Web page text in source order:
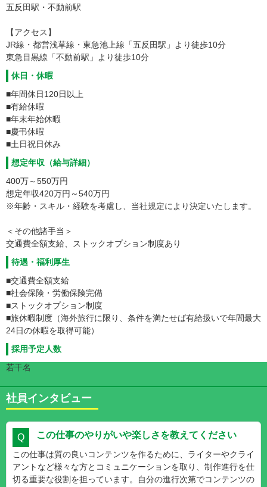
五反田駅・不動前駅
【アクセス】
JR線・都営浅草線・東急池上線「五反田駅」より徒歩10分
東急目黒線「不動前駅」より徒歩10分
休日・休暇
■年間休日120日以上
■有給休暇
■年末年始休暇
■慶弔休暇
■土日祝日休み
想定年収（給与詳細）
400万～550万円
想定年収420万円～540万円
※年齢・スキル・経験を考慮し、当社規定により決定いたします。
＜その他諸手当＞
交通費全額支給、ストックオプション制度あり
待遇・福利厚生
■交通費全額支給
■社会保険・労働保険完備
■ストックオプション制度
■旅休暇制度（海外旅行に限り、条件を満たせば有給扱いで年間最大
24日の休暇を取得可能）
採用予定人数
若干名
社員インタビュー
この仕事のやりがいや楽しさを教えてください
この仕事は質の良いコンテンツを作るために、ライターやクライ
アントなど様々な方とコミュニケーションを取り、制作進行を仕
切る重要な役割を担っています。自分の進行次第でコンテンツの